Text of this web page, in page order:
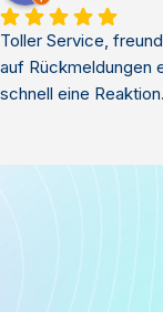
Service Top! Wie